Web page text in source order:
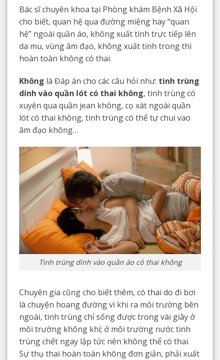
Bác sĩ chuyên khoa tại Phòng khám Bệnh Xã Hội
cho biết, quan hệ qua đường miệng hay “quan
hệ” ngoài quần áo, không xuất tinh trực tiếp lên
da mu, vùng âm đạo, không xuất tinh trong thì
hoàn toàn không có thai.
Không là Đáp án cho các câu hỏi như: tinh trùng
dính vào quần lót có thai không, tinh trùng có
xuyên qua quần jean không, cọ xát ngoài quần
lót có thai không, tinh trùng có thể tự chui vao
âm đạo không…
Tinh trùng dính vào quần áo có thai không
Chuyên gia cũng cho biết thêm, có thai do đi bơi
là chuyện hoang đường vì khi ra môi trường bên
ngoài, tinh trùng chỉ sống được trong vài giây ở
môi trường không khí; ở môi trường nước tinh
trùng chết ngay lập tức nên không thể có thai.
Sự thụ thai hoàn toàn không đơn giản, phải xuất